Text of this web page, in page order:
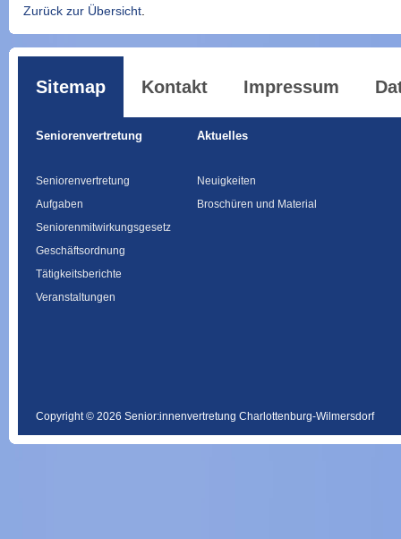
Zurück zur Übersicht
Sitemap Kontakt Impressum
Seniorenvertretung
Seniorenvertretung
Aufgaben
Seniorenmitwirkungsgesetz
Geschäftsordnung
Tätigkeitsberichte
Veranstaltungen
Aktuelles
Neuigkeiten
Broschüren und Material
Copyright © 2026 Senior:innenvertretung Charlottenburg-Wilmersdorf